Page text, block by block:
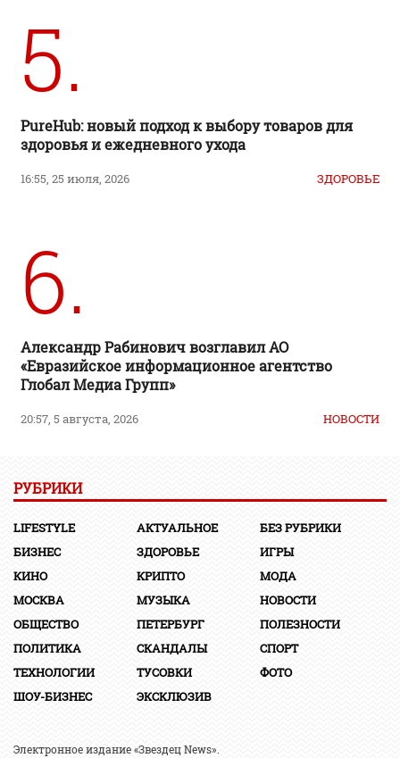
5.
PureHub: новый подход к выбору товаров для
здоровья и ежедневного ухода
16:55, 25 июля, 2026 ЗДОРОВЬЕ
6.
Александр Рабинович возглавил АО
«Евразийское информационное агентство
Глобал Медиа Групп»
20:57, 5 августа, 2026 НОВОСТИ
РУБРИКИ
LIFESTYLE АКТУАЛЬНОЕ
БЕЗ РУБРИКИ
БИЗНЕС
ЗДОРОВЬЕ
ИГРЫ
КИНО
КРИПТО
МОДА
МОСКВА
МУЗЫКА
НОВОСТИ
ОБЩЕСТВО
ПЕТЕРБУРГ
ПОЛЕЗНОСТИ
ПОЛИТИКА
СКАНДАЛЫ
СПОРТ
ТЕХНОЛОГИИ
ТУСОВКИ
ФОТО
ШОУ-БИЗНЕС
ЭКСКЛЮЗИВ
Электронное издание «Звездец News».